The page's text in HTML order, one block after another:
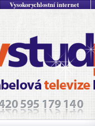
Vysokorychlostní internet